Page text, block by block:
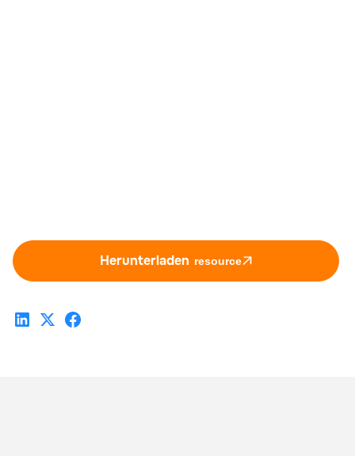
Herunterladen resource